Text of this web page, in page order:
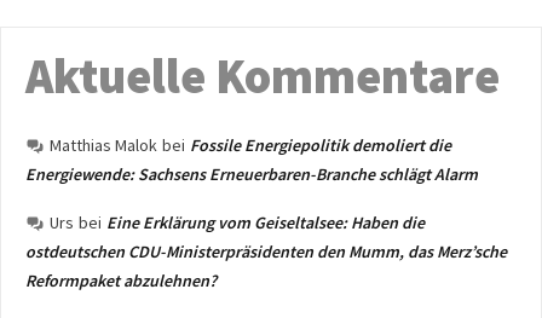
Aktuelle Kommentare
Matthias Malok bei Fossile Energiepolitik demoliert die
Energiewende: Sachsens Erneuerbaren-Branche schlägt Alarm
Urs bei Eine Erklärung vom Geiseltalsee: Haben die
ostdeutschen CDU-Ministerpräsidenten den Mumm, das Merz’sche
Reformpaket abzulehnen?